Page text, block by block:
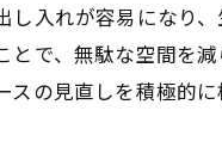
入れが容易になり
で、無駄な空間を
の見直しを積極的に